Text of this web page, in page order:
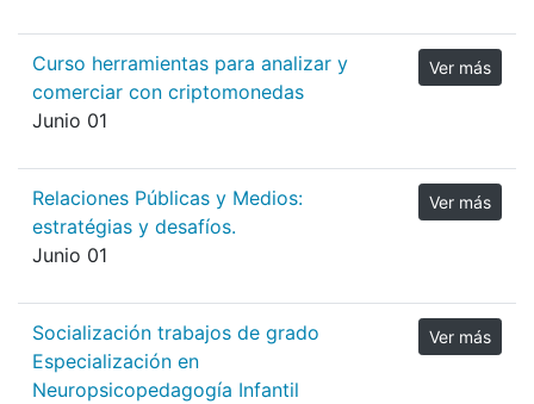
Curso herramientas para analizar y
comerciar con criptomonedas
Junio 01
Ver más
Relaciones Públicas y Medios:
estratégias y desafíos.
Junio 01
Ver más
Socialización trabajos de grado
Especialización en
Neuropsicopedagogía Infantil
Ver más